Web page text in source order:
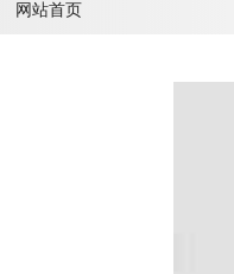
网站首页